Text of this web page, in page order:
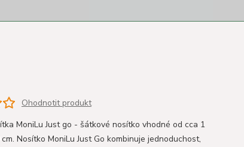
Ohodnotit produkt
MoniLu Just go - šátkové nosítko vhodné od cca 1
Nosítko MoniLu Just Go kombinuje jednoduchost,